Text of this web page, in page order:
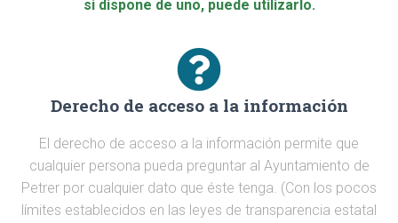
si dispone de uno, puede utilizarlo.
Derecho de acceso a la información
El derecho de acceso a la información permite que
cualquier persona pueda preguntar al Ayuntamiento de
Petrer por cualquier dato que éste tenga. (Con los pocos
límites establecidos en las leyes de transparencia estatal